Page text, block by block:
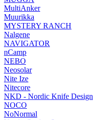
MultiAnker
Muurikka
MYSTERY RANCH
Nalgene
NAVIGATOR
nCamp
NEBO
Neosolar
Nite Ize
Nitecore
NKD - Nordic Knife Design
NOCO
NoNormal